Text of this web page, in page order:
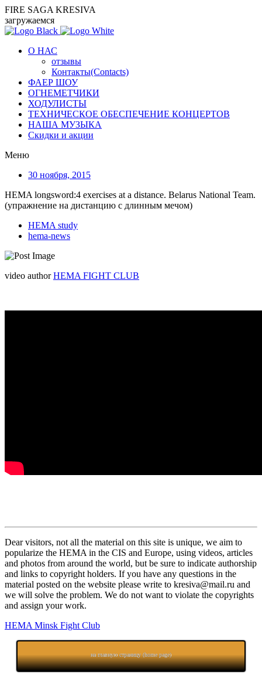
FIRE SAGA KRESIVA
загружаемся
О НАС
отзывы
Контакты(Contacts)
ФАЕР ШОУ
ОГНЕМЕТЧИКИ
ХОДУЛИСТЫ
ТЕХНИЧЕСКОЕ ОБЕСПЕЧЕНИЕ КОНЦЕРТОВ
НАША МУЗЫКА
Скидки и акции
Меню
30 ноября, 2015
HEMA longsword:4 exercises at a distance. Belarus National Team.
(упражнение на дистанцию с длинным мечом)
HEMA study
hema-news
video author HEMA FIGHT CLUB
Dear visitors, not all the material on this site is unique, we aim to
popularize the HEMA in the CIS and Europe, using videos, articles
and photos from around the world, but be sure to indicate authorship
and links to copyright holders. If you have any questions in the
material posted on the website please write to kresiva@mail.ru and
we will solve the problem. We do not want to violate the copyrights
and assign your work.
HEMA Minsk Fight Club
на главную страницу (home page)